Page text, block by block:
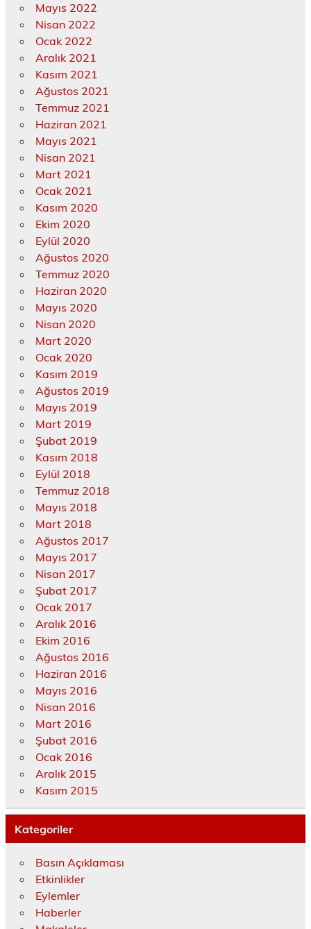
Mayıs 2022
Nisan 2022
Ocak 2022
Aralık 2021
Kasım 2021
Ağustos 2021
Temmuz 2021
Haziran 2021
Mayıs 2021
Nisan 2021
Mart 2021
Ocak 2021
Kasım 2020
Ekim 2020
Eylül 2020
Ağustos 2020
Temmuz 2020
Haziran 2020
Mayıs 2020
Nisan 2020
Mart 2020
Ocak 2020
Kasım 2019
Ağustos 2019
Mayıs 2019
Mart 2019
Şubat 2019
Kasım 2018
Eylül 2018
Temmuz 2018
Mayıs 2018
Mart 2018
Ağustos 2017
Mayıs 2017
Nisan 2017
Şubat 2017
Ocak 2017
Aralık 2016
Ekim 2016
Ağustos 2016
Haziran 2016
Mayıs 2016
Nisan 2016
Mart 2016
Şubat 2016
Ocak 2016
Aralık 2015
Kasım 2015
Kategoriler
Basın Açıklaması
Etkinlikler
Eylemler
Haberler